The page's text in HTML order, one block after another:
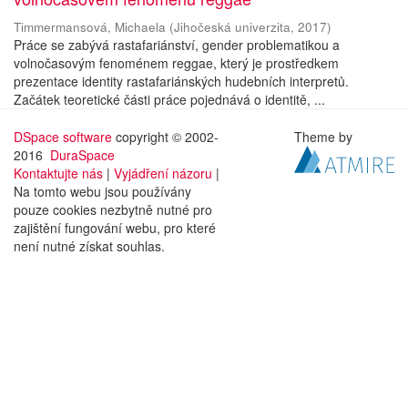
Timmermansová, Michaela (Jihočeská univerzita, 2017)
Práce se zabývá rastafariánství, gender problematikou a
volnočasovým fenoménem reggae, který je prostředkem
prezentace identity rastafariánských hudebních interpretů.
Začátek teoretické části práce pojednává o identitě, ...
DSpace software copyright © 2002-
2016 DuraSpace
Kontaktujte nás | Vyjádření názoru |
Na tomto webu jsou používány
pouze cookies nezbytně nutné pro
zajištění fungování webu, pro které
není nutné získat souhlas.
Theme by